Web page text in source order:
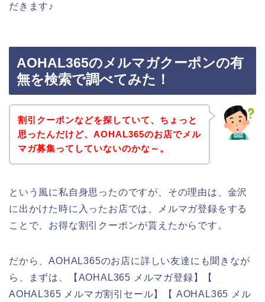
だきます♪
AOHAL365のメルマガクーポンの有
無を検索で調べてみた！
割引クーポンなどを探していて、ちょっと
思ったんだけど、AOHAL365のお店でメル
マガ募集ってしていないのかな～。
という風に私自身思ったのですが、その理由は、金沢
に出かけた時に入ったお店では、メルマガ登録をする
ことで、お得な割引クーポンが貰えたからです。
だから、AOHAL365のお店に詳しい友達にも聞きなが
ら、まずは、【AOHAL365 メルマガ登録】【
AOHAL365 メルマガ割引セール】【 AOHAL365 メル